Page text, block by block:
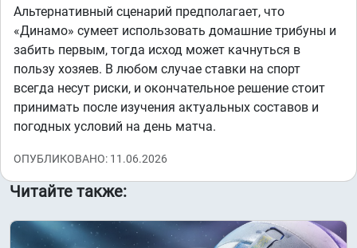
Альтернативный сценарий предполагает, что
«Динамо» сумеет использовать домашние трибуны и
забить первым, тогда исход может качнуться в
пользу хозяев. В любом случае ставки на спорт
всегда несут риски, и окончательное решение стоит
принимать после изучения актуальных составов и
погодных условий на день матча.
ОПУБЛИКОВАНО: 11.06.2026
Читайте также: